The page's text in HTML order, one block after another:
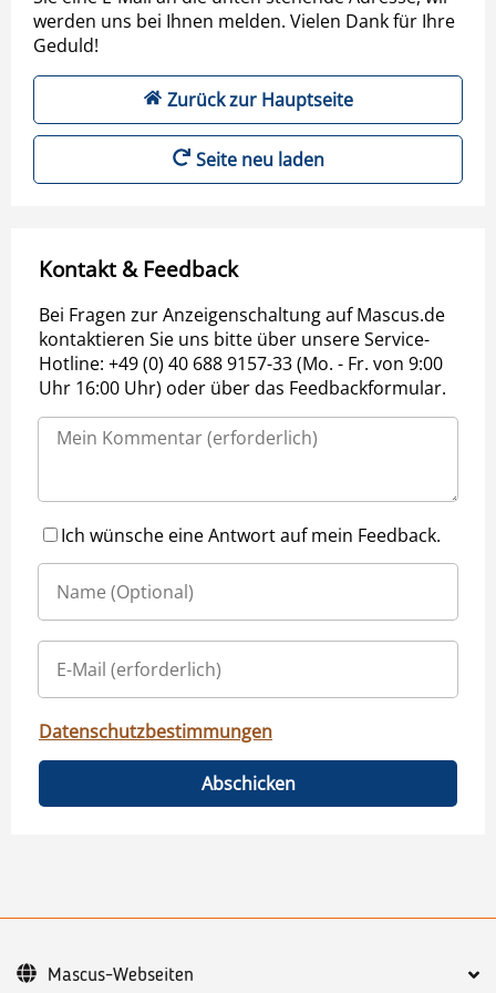
werden uns bei Ihnen melden. Vielen Dank für Ihre
Geduld!
Zurück zur Hauptseite
Seite neu laden
Kontakt & Feedback
Bei Fragen zur Anzeigenschaltung auf Mascus.de
kontaktieren Sie uns bitte über unsere Service-
Hotline: +49 (0) 40 688 9157-33 (Mo. - Fr. von 9:00
Uhr 16:00 Uhr) oder über das Feedbackformular.
Ich wünsche eine Antwort auf mein Feedback.
Datenschutzbestimmungen
Abschicken
Mascus-Webseiten